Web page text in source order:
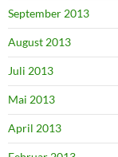
September 2013
August 2013
Juli 2013
Mai 2013
April 2013